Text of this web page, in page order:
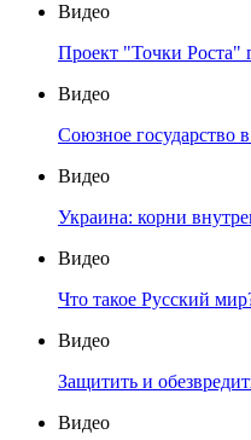
Видео
Проект "Точки Роста"
Видео
Союзное государство
Видео
Украина: корни
Видео
Что такое Русский
Видео
Защитить и
Видео